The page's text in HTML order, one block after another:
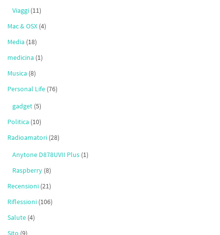
Viaggi (11)
Mac & OSX (4)
Media (18)
medicina (1)
Musica (8)
Personal Life (76)
gadget (5)
Politica (10)
Radioamatori (28)
Anytone D878UVII Plus (1)
Raspberry (8)
Recensioni (21)
Riflessioni (106)
Salute (4)
Sito (9)